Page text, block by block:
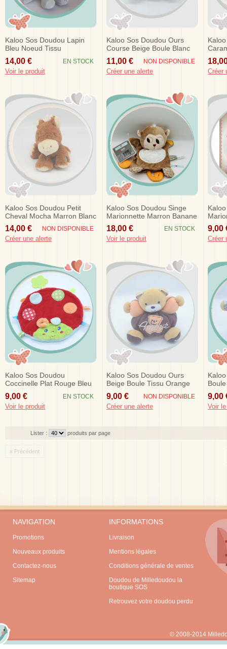
Kaloo Sos Doudou Lapin
Bleu Noeud Tissu
14,00 € EN STOCK
Voir le produit
Kaloo Sos Doudou Ours
Course Beige Boule Blanc
Bleu Voiture 24 Cm
11,00 € NON DISPONIBLE
Créer une alerte
18
Créer
Kaloo Sos Doudou Petit
Cheval Mocha Marron Blanc
Les Amis Forme
14,00 € NON DISPONIBLE
Créer une alerte
Kaloo Sos Doudou Singe
Marionnette Marron Banane
Orange
18,00 € EN STOCK
Voir le produit
9,00
Créer
Kaloo Sos Doudou
Coccinelle Plat Rouge Bleu
Anneau Dentition
9,00 € EN STOCK
Voir le produit
Kaloo Sos Doudou Ours
Beige Boule Tissu Orange
Amour
9,00 € NON DISPONIBLE
Créer une alerte
9,00
Voir
Lister : produits par page
« Précédent
NAVIGATION
Promotions
Nouveaux produits
Contactez-nous
Sitemap
INFORMATIONS
Livraison
Mentions légales
Conditions générale de ventes
Doudou de Milledoudou la
boutique SOS
Retrouvez votre doudou perdu
© 2008-2014